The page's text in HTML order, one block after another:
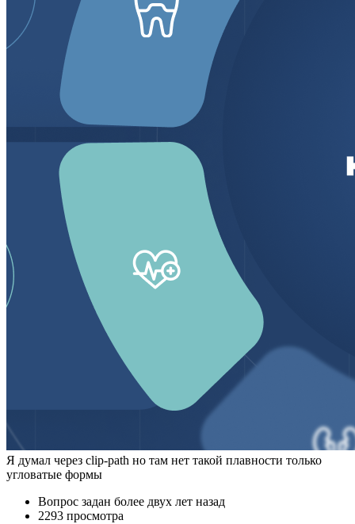
Я думал через clip-path но там нет такой плавности только
угловатые формы
Вопрос задан более двух лет назад
2293 просмотра